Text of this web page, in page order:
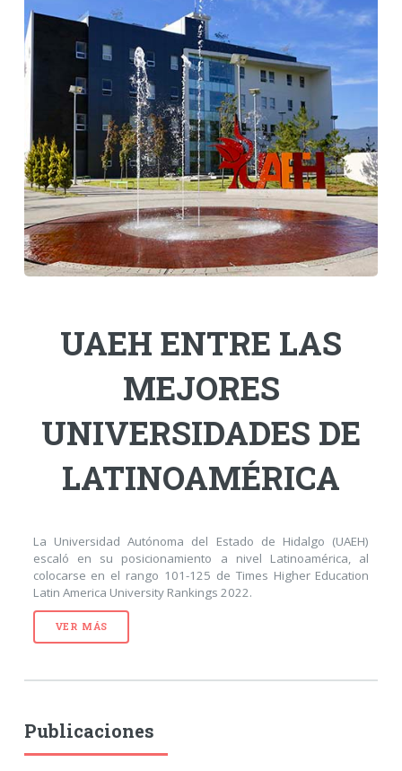
Personal
Alumni
Visitantes
UAEH ENTRE LAS
MEJORES
UNIVERSIDADES DE
LATINOAMÉRICA
La Universidad Autónoma del Estado de Hidalgo (UAEH)
escaló en su posicionamiento a nivel Latinoamérica, al
colocarse en el rango 101-125 de Times Higher Education
Latin America University Rankings 2022.
VER MÁS
Publicaciones